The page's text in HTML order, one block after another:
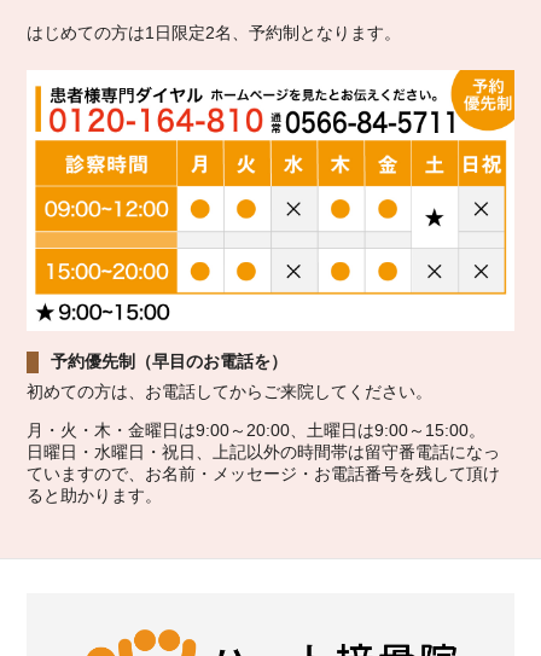
はじめての方は1日限定2名、予約制となります。
予約優先制（早目のお電話を）
初めての方は、お電話してからご来院してください。
月・火・木・金曜日は9:00～20:00、土曜日は9:00～15:00。
日曜日・水曜日・祝日、上記以外の時間帯は留守番電話になっ
ていますので、お名前・メッセージ・お電話番号を残して頂け
ると助かります。